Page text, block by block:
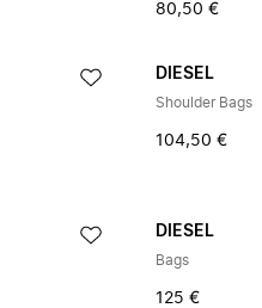
80,50 €
DIESEL
Shoulder Bags
104,50 €
DIESEL
Bags
125 €